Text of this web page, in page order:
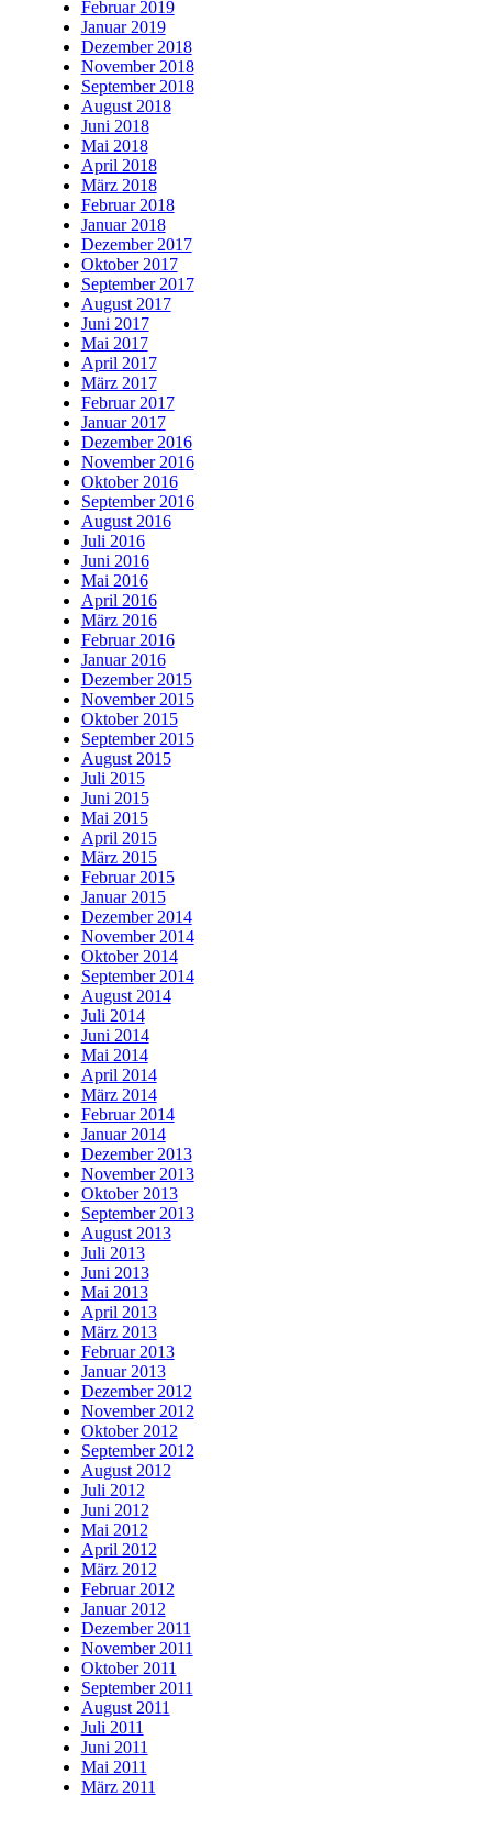
Februar 2019
Januar 2019
Dezember 2018
November 2018
September 2018
August 2018
Juni 2018
Mai 2018
April 2018
März 2018
Februar 2018
Januar 2018
Dezember 2017
Oktober 2017
September 2017
August 2017
Juni 2017
Mai 2017
April 2017
März 2017
Februar 2017
Januar 2017
Dezember 2016
November 2016
Oktober 2016
September 2016
August 2016
Juli 2016
Juni 2016
Mai 2016
April 2016
März 2016
Februar 2016
Januar 2016
Dezember 2015
November 2015
Oktober 2015
September 2015
August 2015
Juli 2015
Juni 2015
Mai 2015
April 2015
März 2015
Februar 2015
Januar 2015
Dezember 2014
November 2014
Oktober 2014
September 2014
August 2014
Juli 2014
Juni 2014
Mai 2014
April 2014
März 2014
Februar 2014
Januar 2014
Dezember 2013
November 2013
Oktober 2013
September 2013
August 2013
Juli 2013
Juni 2013
Mai 2013
April 2013
März 2013
Februar 2013
Januar 2013
Dezember 2012
November 2012
Oktober 2012
September 2012
August 2012
Juli 2012
Juni 2012
Mai 2012
April 2012
März 2012
Februar 2012
Januar 2012
Dezember 2011
November 2011
Oktober 2011
September 2011
August 2011
Juli 2011
Juni 2011
Mai 2011
März 2011